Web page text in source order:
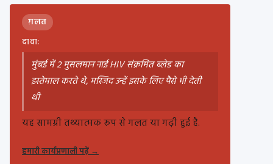
ग़लत
दावा:
मुंबई में 2 मुसलमान नाई HIV संक्रमित ब्लेड का
इस्तेमाल करते थे, मस्जिद उन्हें इसके लिए पैसे भी देती
थी
यह सामग्री तथ्यात्मक रूप से गलत या गढ़ी हुई है.
हमारी कार्यप्रणाली पढ़ें→